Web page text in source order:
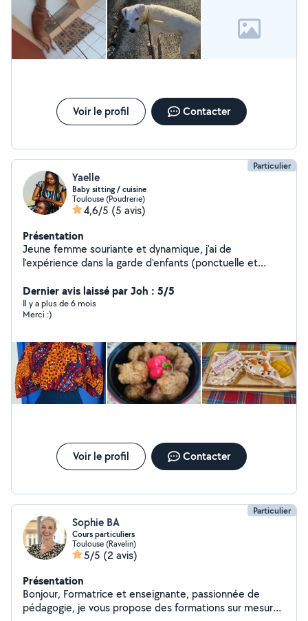
Voir le profil Contacter
Particulier
Yaelle
Baby sitting / cuisine
Toulouse (Poudrerie)
4,6/5 (5 avis)
Présentation
Jeune femme souriante et dynamique, j'ai de
l'expérience dans la garde d'enfants (ponctuelle et
au collège, dans le milieu associatif et chez les
particuliers).
Dernier avis laissé par Joh : 5/5
Il y a plus de 6 mois
Merci :)
Voir le profil Contacter
Particulier
Sophie BA
Cours particuliers
Toulouse (Ravelin)
5/5 (2 avis)
Présentation
Bonjour, Formatrice et enseignante, passionnée de
pédagogie, je vous propose des formations sur mesure,